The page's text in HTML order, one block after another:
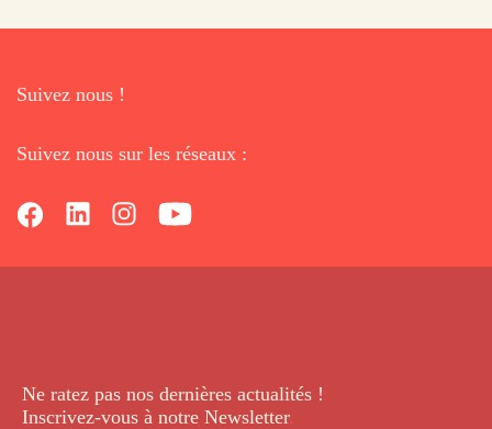
Suivez nous !
Suivez nous sur les réseaux :
Ne ratez pas nos dernières actualités !
Inscrivez-vous à notre Newsletter.